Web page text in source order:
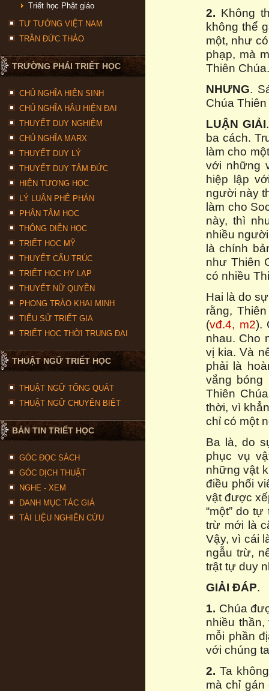
Triết học Phật giáo
TƯ TƯỞNG VIỆT NAM
TRẦN ĐỨC THẢO
TRƯỜNG PHÁI TRIẾT HỌC
CHỦ NGHĨA HIỆN SINH
CHỦ NGHĨA HẬU HIỆN ĐẠI
THUYẾT DUY NGHIỆM
CHỦ NGHĨA MARX
THUYẾT DUY LÝ
THUYẾT DUY TÂM ĐỨC
HIỆN TƯỢNG HỌC
LÝ LUẬN PHÊ PHÁN
PHÂN TÂM HỌC
THÔNG DIỄN HỌC
TRIẾT HỌC MỸ
THUYẾT CẤU TRÚC
TRIẾT HỌC HY LẠP
THUYẾT NỮ QUYỀN
PHONG TRÀO KHAI MINH
TIỂU SỬ TRIẾT GIA
TRIẾT HỌC THỜI TRUNG ĐẠI
THUẬT NGỮ TRIẾT HỌC
THUẬT NGỮ TỔNG QUÁT
THUẬT NGỮ CHUYÊN BIỆT
BẢN TIN TRIẾT HỌC
GÓC ĐỌC SÁCH
GÓC DỊCH THUẬT
NGHE - XEM
DANH MỤC TÁC GIẢ
TÀI LIỆU NGHIÊN CỨU
2. Không
không thể
một, như
phạp, mà
Thiên
NHƯNG.
Chúa
LUẬN GIẢI
ba cách.
làm cho
với những
hiệp lập
người này
làm cho
này, thì
nhiều
là chính
như Thiên
có nhiều
Hai là do
rằng,
(vđ.4, m2).
nhau. Cho
vị kia. Và
phải là
vắng bóng
Thiên
thời, vì
chỉ có một
Ba là, do
phục vụ
những vật
điều phối
vật được
“một” do
trừ mới là
Vậy, vì cái
ngẫu trừ,
trật tự duy
GIẢI ĐÁP.
1. Chúa
nhiều
mỗi phần
với chúng
2. Ta
mà chỉ